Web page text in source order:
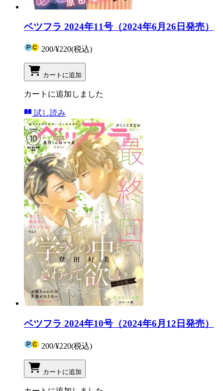
ベツフラ 2024年11号（2024年6月26日発売）
200/¥220(税込)
カートに追加
カートに追加しました
試し読み
ベツフラ 2024年10号（2024年6月12日発売）
200/¥220(税込)
カートに追加